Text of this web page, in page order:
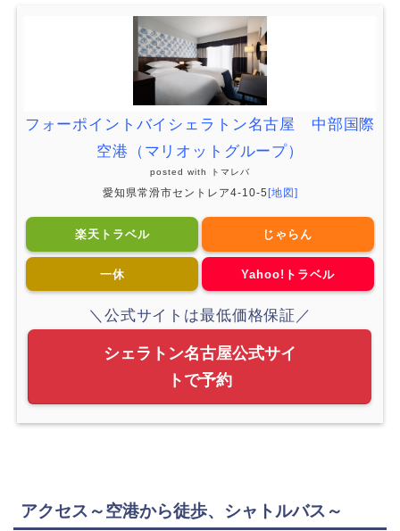
フォーポイントバイシェラトン名古屋 中部国際
空港（マリオットグループ）
posted with トマレバ
愛知県常滑市セントレア4-10-5 [地図]
楽天トラベル じゃらん
一休 Yahoo!トラベル
＼公式サイトは最低価格保証／
シェラトン名古屋公式サイ
トで予約
アクセス～空港から徒歩、シャトルバス～